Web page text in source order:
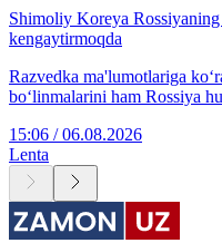
Shimoliy Koreya
kengaytirmoqda
Razvedka ma'lumotlariga
bo‘linmalarini ham Rossiya
15:06 / 06.08.2026
Lenta